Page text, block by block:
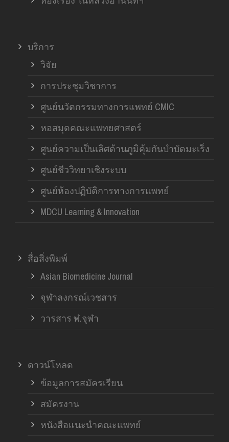
บริการ
วิจัย
การประชุมวิชาการ
ศูนย์นวัตกรรมทางการแพทย์ CMIC
หอสมุดคณะแพทยศาสตร์
ศูนย์ความเป็นเลิศด้านภูมิคุ้มกันบำบัดมะเร็ง
ศูนย์ชีววิทยาเชิงระบบ
ศูนย์ห้องปฏิบัติการทางการแพทย์
MDCU Learning & Innovation
สื่อสิ่งพิมพ์
Asian Biomedicine Journal
จุฬาลงกรณ์เวชสาร
วารสาร ฬ.จุฬา
ดาวน์โหลด
ข้อมูลการสมัครเรียน
สมัครงาน
หนังสือแนะนำคณะแพทย์